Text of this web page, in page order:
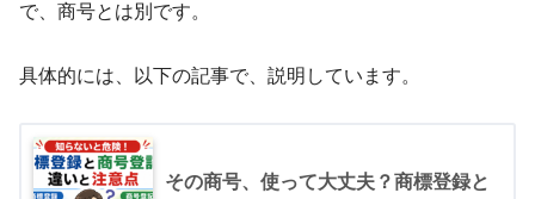
で、商号とは別です。
具体的には、以下の記事で、説明しています。
その商号、使って大丈夫？商標登録と